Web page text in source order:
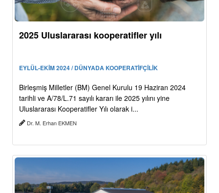
2025 Uluslararası kooperatifler yılı
EYLÜL-EKİM 2024 / DÜNYADA KOOPERATİFÇİLİK
Birleşmiş Milletler (BM) Genel Kurulu 19 Haziran 2024
tarihli ve A/78/L.71 sayılı kararı ile 2025 yılını yine
Uluslararası Kooperatifler Yılı olarak i...
Dr. M. Erhan EKMEN